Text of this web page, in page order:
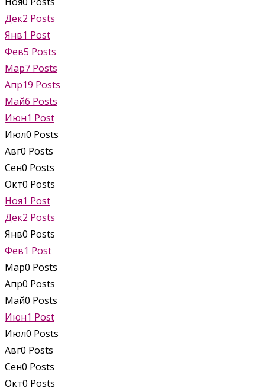
Дек2 Posts
Янв1 Post
Фев5 Posts
Мар7 Posts
Апр19 Posts
Май6 Posts
Июн1 Post
Июл0 Posts
Авг0 Posts
Сен0 Posts
Окт0 Posts
Ноя1 Post
Дек2 Posts
Янв0 Posts
Фев1 Post
Мар0 Posts
Апр0 Posts
Май0 Posts
Июн1 Post
Июл0 Posts
Авг0 Posts
Сен0 Posts
Окт0 Posts